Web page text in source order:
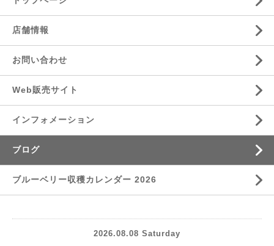
店舗情報
お問い合わせ
Web販売サイト
インフォメーション
ブログ
ブルーベリー収穫カレンダー 2026
2026.08.08 Saturday